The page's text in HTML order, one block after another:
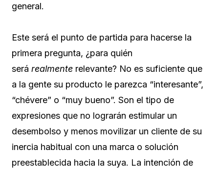
general.
Este será el punto de partida para hacerse la
primera pregunta, ¿para quién
será realmente relevante? No es suficiente que
a la gente su producto le parezca “interesante”,
“chévere” o “muy bueno”. Son el tipo de
expresiones que no lograrán estimular un
desembolso y menos movilizar un cliente de su
inercia habitual con una marca o solución
preestablecida hacia la suya. La intención de